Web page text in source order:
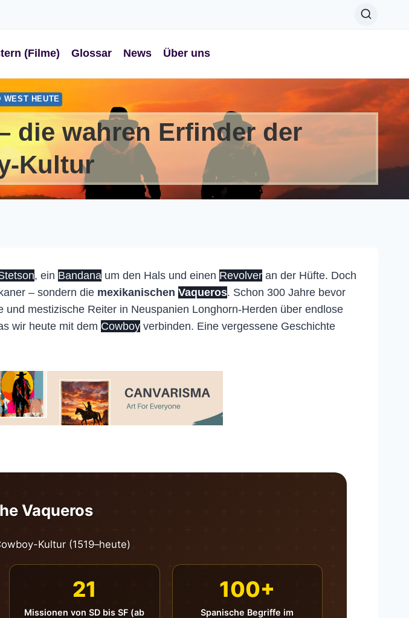
(Filme) Glossar News Über uns
WEST HEUTE
die wahren Erfinder der
Kultur
, ein Bandana um den Hals und einen Revolver an der Hüfte. Doch
– sondern die mexikanischen Vaqueros. Schon 300 Jahre bevor
mestizische Reiter in Neuspanien Longhorn-Herden über endlose
wir heute mit dem Cowboy verbinden. Eine vergessene Geschichte
Vaqueros
Kultur (1519–heute)
21
Missionen von SD bis SF (ab
100+
Spanische Begriffe im